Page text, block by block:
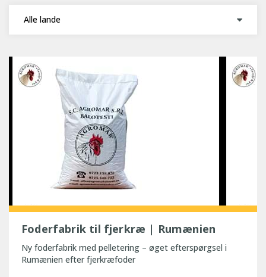
Foderfabrik til fjerkræ | Rumænien
Ny foderfabrik med pelletering – øget efterspørgsel i
Rumænien efter fjerkræfoder